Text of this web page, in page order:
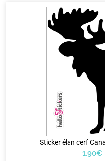
Sticker élan cerf
1,90€